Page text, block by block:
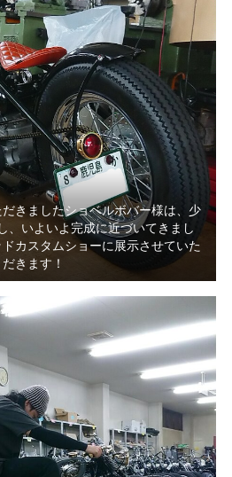
きましたショベルボバー様は、少
、いよいよ完成に近づいてきまし
カスタムショーに展示させていた
だきます！